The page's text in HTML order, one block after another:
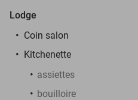
Lodge
Coin salon
Kitchenette
assiettes
bouilloire